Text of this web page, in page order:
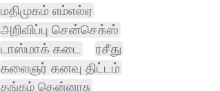
மதிமுகம் எம்எல்ஏ
அறிவிப்பு சென்செக்ஸ்
டாஸ்மாக் கடை
ரசீது
கலைஞர் கனவு திட்டம்
தங்கம் தென்னரசு